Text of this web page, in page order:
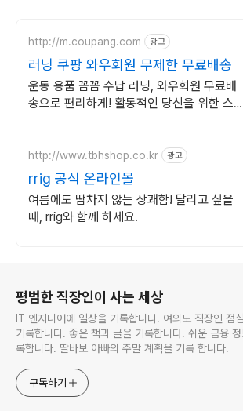
http://m.coupang.com 광고
러닝 쿠팡 와우회원 무제한 무료배송
운동 용품 꼼꼼 수납 러닝, 와우회원 무료배
송으로 편리하게! 활동적인 당신을 위한 스포
http://www.tbhshop.co.kr 광고
rrig 공식 온라인몰
여름에도 땀차지 않는 상쾌함! 달리고 싶을
때, rrig와 함께 하세요.
평범한 직장인이 사는 세상
IT 엔지니어에 일상을 기록합니다. 여의도 직장인 점
기록합니다. 좋은 책과 글을 기록합니다. 쉬운 금융 정보를 기
록합니다. 딸바보 아빠의 주말 계획을 기록 합니다.
구독하기